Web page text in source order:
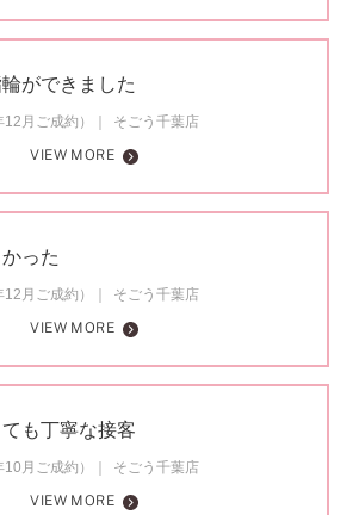
ができました
月ご成約）
そごう千葉店
VIEW MORE
った
月ご成約）
そごう千葉店
VIEW MORE
も丁寧な接客
月ご成約）
そごう千葉店
VIEW MORE